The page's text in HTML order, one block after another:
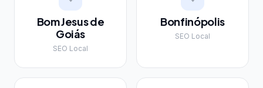
Bom Jesus de
Goiás
SEO Local
Bonfinópolis
SEO Local